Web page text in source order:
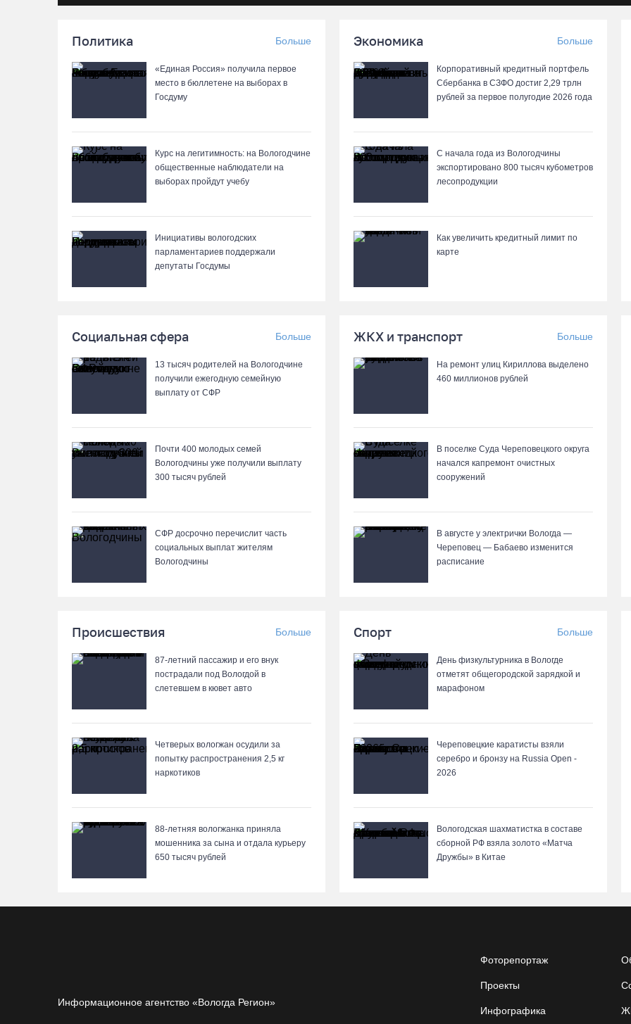
Политика Больше
«Единая Россия» получила первое
место в бюллетене на выборах в
Госдуму
Курс на легитимность: на Вологодчине
общественные наблюдатели на
выборах пройдут учебу
Инициативы вологодских
парламентариев поддержали
депутаты Госдумы
Экономика Больше
Корпоративный кредитный портфель
Сбербанка в СЗФО достиг 2,29 трлн
рублей за первое полугодие 2026 года
С начала года из Вологодчины
экспортировано 800 тысяч кубометров
лесопродукции
Как увеличить кредитный лимит по
карте
Социальная сфера Больше
13 тысяч родителей на Вологодчине
получили ежегодную семейную
выплату от СФР
Почти 400 молодых семей
Вологодчины уже получили выплату
300 тысяч рублей
СФР досрочно перечислит часть
социальных выплат жителям
Вологодчины
ЖКХ и транспорт Больше
На ремонт улиц Кириллова выделено
460 миллионов рублей
В поселке Суда Череповецкого округа
начался капремонт очистных
сооружений
В августе у электрички Вологда —
Череповец — Бабаево изменится
расписание
Происшествия Больше
87-летний пассажир и его внук
пострадали под Вологдой в
слетевшем в кювет авто
Четверых вологжан осудили за
попытку распространения 2,5 кг
наркотиков
88-летняя вологжанка приняла
мошенника за сына и отдала курьеру
650 тысяч рублей
Спорт Больше
День физкультурника в Вологде
отметят общегородской зарядкой и
марафоном
Череповецкие каратисты взяли
серебро и бронзу на Russia Open -
2026
Вологодская шахматистка в составе
сборной РФ взяла золото «Матча
Дружбы» в Китае
Информационное агентство «Вологда Регион»
Фоторепортаж
Проекты
Инфографика